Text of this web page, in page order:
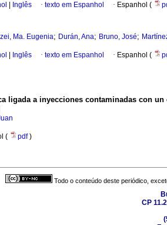
Inglês · texto em Espanhol · Espanhol (
Ma. Eugenia; Durán, Ana; Bruno, José;
Inglês · texto em Espanhol · Espanhol (
ligada a inyecciones contaminadas con
( pdf)
Todo o conteúdo deste periódico,
CP